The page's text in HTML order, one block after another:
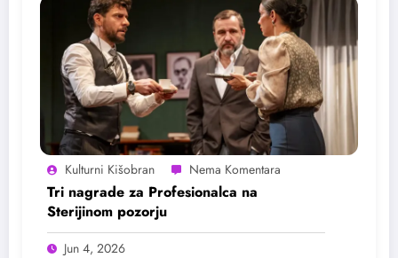
Kulturni Kišobran
Tri nagrade za Profesionalca na
Sterijinom pozorju
Jun 4, 2026